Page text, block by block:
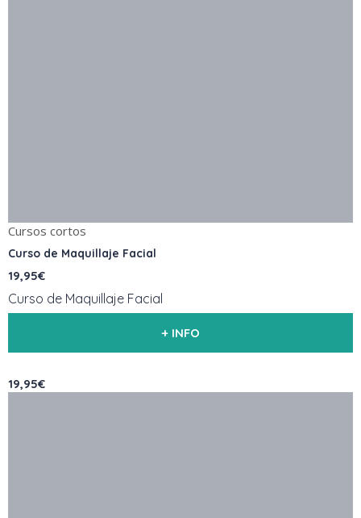
Cursos cortos
Curso de Maquillaje Facial
19,95€
Curso de Maquillaje Facial
+ INFO
19,95€